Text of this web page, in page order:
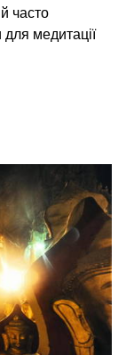
часто
медитації